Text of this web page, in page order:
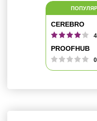
CEREBRO
PROOFHUB